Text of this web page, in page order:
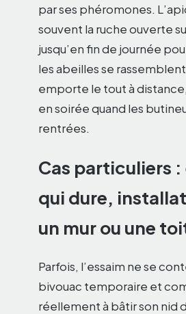
par ses phéromones.
souvent la ruche ouverte
jusqu’en fin de journée
les abeilles se
emporte le tout à
en soirée quand les
rentrées.
Cas particuliers :
qui dure,
un mur ou une
Parfois, l’essaim ne se
bivouac temporaire et
réellement à bâtir son nid